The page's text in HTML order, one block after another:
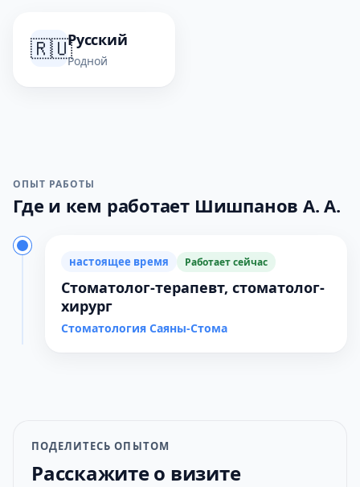
🇷🇺Русский
Родной
ОПЫТ РАБОТЫ
Где и кем работает Шишпанов А. А.
настоящее время Работает сейчас
Стоматолог-терапевт, стоматолог-
хирург
Стоматология Саяны-Стома
ПОДЕЛИТЕСЬ ОПЫТОМ
Расскажите о визите